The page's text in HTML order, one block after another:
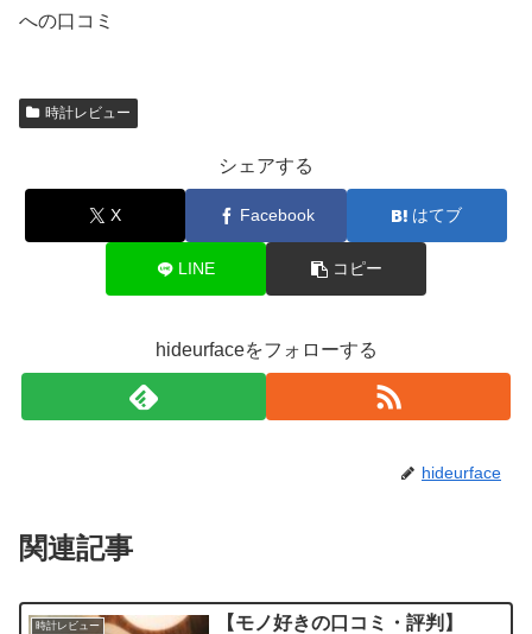
への口コミ
時計レビュー
シェアする
X Facebook はてブ
LINE コピー
hideurfaceをフォローする
hideurface
関連記事
時計レビュー
【モノ好きの口コミ・評判】